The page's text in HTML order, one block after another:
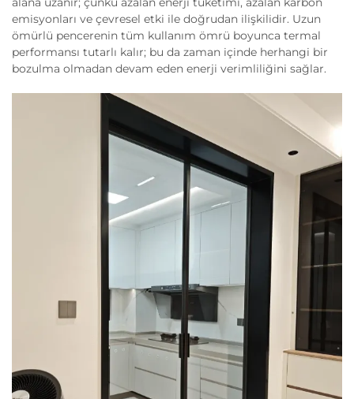
emisyonları ve çevresel etki ile doğrudan ilişkilidir. Uzun
ömürlü pencerenin tüm kullanım ömrü boyunca termal
performansı tutarlı kalır; bu da zaman içinde herhangi bir
bozulma olmadan devam eden enerji verimliliğini sağlar.